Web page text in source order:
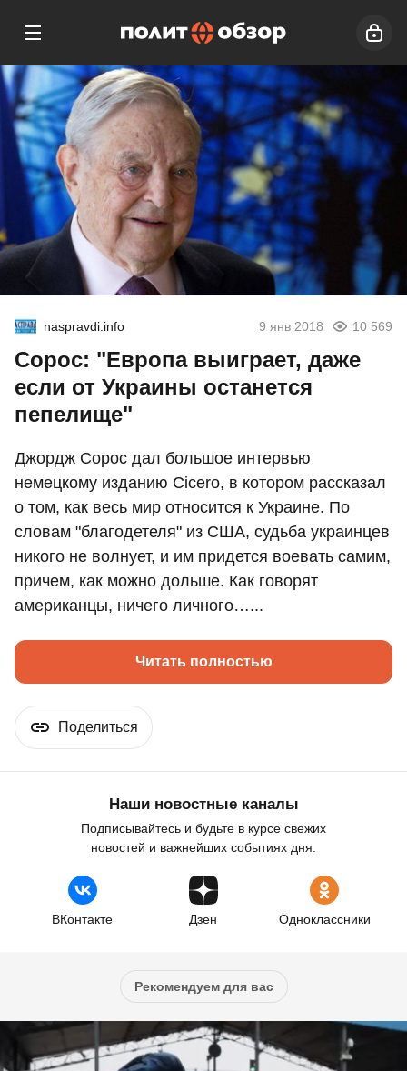
naspravdi.info 9 янв 2018 10 569
Сорос: "Европа выиграет, даже
если от Украины останется
пепелище"
Джордж Сорос дал большое интервью
немецкому изданию Cicero, в котором рассказал
о том, как весь мир относится к Украине. По
словам "благодетеля" из США, судьба украинцев
никого не волнует, и им придется воевать самим,
причем, как можно дольше. Как говорят
американцы, ничего личного…...
Читать полностью
Поделиться
Наши новостные каналы
Подписывайтесь и будьте в курсе свежих
новостей и важнейших событиях дня.
ВКонтакте Дзен Одноклассники
Рекомендуем для вас